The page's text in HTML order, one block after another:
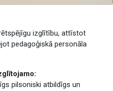
izglītību, attīstot
pedagoģiskā personāla
pilsoniski atbildīgs un